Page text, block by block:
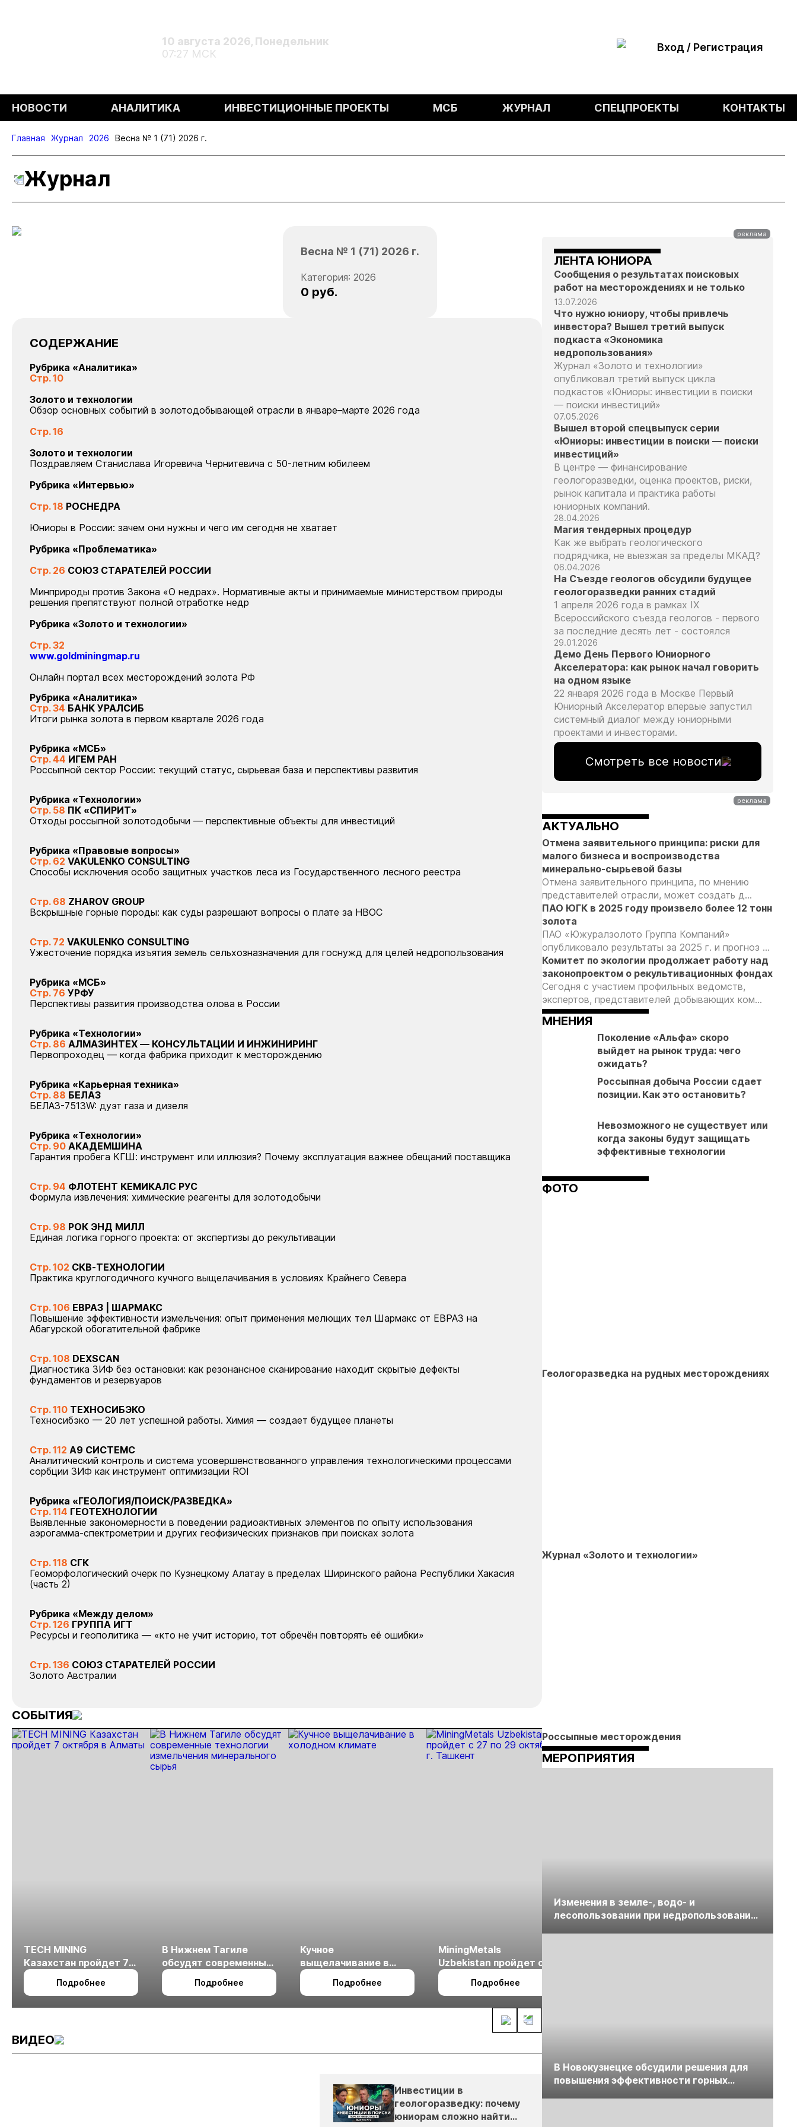
10 августа 2026, Понедельник
07:27 МСК
Вход / Регистрация
НОВОСТИ АНАЛИТИКА ИНВЕСТИЦИОННЫЕ ПРОЕКТЫ МСБ ЖУРНАЛ СПЕЦПРОЕКТЫ КОНТАКТЫ
Главная Журнал 2026 Весна № 1 (71) 2026 г.
Журнал
Весна № 1 (71) 2026 г.
Категория: 2026
0 руб.
СОДЕРЖАНИЕ
Рубрика «Аналитика»
Стр. 10
Золото и технологии
Обзор основных событий в золотодобывающей отрасли в январе–марте 2026 года
Стр. 16
Золото и технологии
Поздравляем Станислава Игоревича Чернитевича с 50-летним юбилеем
Рубрика «Интервью»
Стр. 18 РОСНЕДРА
Юниоры в России: зачем они нужны и чего им сегодня не хватает
Рубрика «Проблематика»
Стр. 26 СОЮЗ СТАРАТЕЛЕЙ РОССИИ
Минприроды против Закона «О недрах». Нормативные акты и принимаемые министерством природы
решения препятствуют полной отработке недр
Рубрика «Золото и технологии»
Стр. 32
www.goldminingmap.ru
Онлайн портал всех месторождений золота РФ
Рубрика «Аналитика»
Стр. 34 БАНК УРАЛСИБ
Итоги рынка золота в первом квартале 2026 года
Рубрика «МСБ»
Стр. 44 ИГЕМ РАН
Россыпной сектор России: текущий статус, сырьевая база и перспективы развития
Рубрика «Технологии»
Стр. 58 ПК «СПИРИТ»
Отходы россыпной золотодобычи — перспективные объекты для инвестиций
Рубрика «Правовые вопросы»
Стр. 62 VAKULENKO CONSULTING
Способы исключения особо защитных участков леса из Государственного лесного реестра
Стр. 68 ZHAROV GROUP
Вскрышные горные породы: как суды разрешают вопросы о плате за НВОС
Стр. 72 VAKULENKO CONSULTING
Ужесточение порядка изъятия земель сельхозназначения для госнужд для целей недропользования
Рубрика «МСБ»
Стр. 76 УРФУ
Перспективы развития производства олова в России
Рубрика «Технологии»
Стр. 86 АЛМАЗИНТЕХ — КОНСУЛЬТАЦИИ И ИНЖИНИРИНГ
Первопроходец — когда фабрика приходит к месторождению
Рубрика «Карьерная техника»
Стр. 88 БЕЛАЗ
БЕЛАЗ-7513W: дуэт газа и дизеля
Рубрика «Технологии»
Стр. 90 АКАДЕМШИНА
Гарантия пробега КГШ: инструмент или иллюзия? Почему эксплуатация важнее обещаний поставщика
Стр. 94 ФЛОТЕНТ КЕМИКАЛС РУС
Формула извлечения: химические реагенты для золотодобычи
Стр. 98 РОК ЭНД МИЛЛ
Единая логика горного проекта: от экспертизы до рекультивации
Стр. 102 СКВ-ТЕХНОЛОГИИ
Практика круглогодичного кучного выщелачивания в условиях Крайнего Севера
Стр. 106 ЕВРАЗ | ШАРМАКС
Повышение эффективности измельчения: опыт применения мелющих тел Шармакс от ЕВРАЗ на
Абагурской обогатительной фабрике
Стр. 108 DEXSCAN
Диагностика ЗИФ без остановки: как резонансное сканирование находит скрытые дефекты
фундаментов и резервуаров
Стр. 110 ТЕХНОСИБЭКО
Техносибэко — 20 лет успешной работы. Химия — создает будущее планеты
Стр. 112 А9 СИСТЕМС
Аналитический контроль и система усовершенствованного управления технологическими процессами
сорбции ЗИФ как инструмент оптимизации ROI
Рубрика «ГЕОЛОГИЯ/ПОИСК/РАЗВЕДКА»
Стр. 114 ГЕОТЕХНОЛОГИИ
Выявленные закономерности в поведении радиоактивных элементов по опыту использования
аэрогамма-спектрометрии и других геофизических признаков при поисках золота
Стр. 118 СГК
Геоморфологический очерк по Кузнецкому Алатау в пределах Ширинского района Республики Хакасия
(часть 2)
Рубрика «Между делом»
Стр. 126 ГРУППА ИГТ
Ресурсы и геополитика — «кто не учит историю, тот обречён повторять её ошибки»
Стр. 136 СОЮЗ СТАРАТЕЛЕЙ РОССИИ
Золото Австралии
СОБЫТИЯ
TECH MINING
Казахстан пройдет 7
октября в Алматы
Подробнее
В Нижнем Тагиле
обсудят современные
технологии
измельчения
Подробнее
Кучное
выщелачивание в
холодном климате
Подробнее
MiningMetals
Uzbekistan пройдет с
27 по 29 октября в г.
Ташкент
Подробнее
ВИДЕО
Инвестиции в
геологоразведку: почему
юниорам сложно найти
ЛЕНТА ЮНИОРА
Сообщения о результатах поисковых
работ на месторождениях и не только
13.07.2026
Что нужно юниору, чтобы привлечь
инвестора? Вышел третий выпуск
подкаста «Экономика
недропользования»
Журнал «Золото и технологии»
опубликовал третий выпуск цикла
подкастов «Юниоры: инвестиции в поиски
— поиски инвестиций»
07.05.2026
Вышел второй спецвыпуск серии
«Юниоры: инвестиции в поиски — поиски
инвестиций»
В центре — финансирование
геологоразведки, оценка проектов, риски,
рынок капитала и практика работы
юниорных компаний.
28.04.2026
Магия тендерных процедур
Как же выбрать геологического
подрядчика, не выезжая за пределы МКАД?
06.04.2026
На Съезде геологов обсудили будущее
геологоразведки ранних стадий
1 апреля 2026 года в рамках IX
Всероссийского съезда геологов - первого
за последние десять лет - состоялся
29.01.2026
Демо День Первого Юниорного
Акселератора: как рынок начал говорить
на одном языке
22 января 2026 года в Москве Первый
Юниорный Акселератор впервые запустил
системный диалог между юниорными
проектами и инвесторами.
Смотреть все новости
АКТУАЛЬНО
Отмена заявительного принципа: риски для
малого бизнеса и воспроизводства
минерально-сырьевой базы
Отмена заявительного принципа, по мнению
представителей отрасли, может создать д...
ПАО ЮГК в 2025 году произвело более 12 тонн
золота
ПАО «Южуралзолото Группа Компаний»
опубликовало результаты за 2025 г. и прогноз ...
Комитет по экологии продолжает работу над
законопроектом о рекультивационных фондах
Сегодня с участием профильных ведомств,
экспертов, представителей добывающих ком...
МНЕНИЯ
Поколение «Альфа» скоро
выйдет на рынок труда: чего
ожидать?
Россыпная добыча России сдает
позиции. Как это остановить?
Невозможного не существует или
когда законы будут защищать
эффективные технологии
ФОТО
Геологоразведка на рудных месторождениях
Журнал «Золото и технологии»
Россыпные месторождения
МЕРОПРИЯТИЯ
Изменения в земле-, водо- и
лесопользовании при недропользовании
В Новокузнецке обсудили решения для
повышения эффективности горных